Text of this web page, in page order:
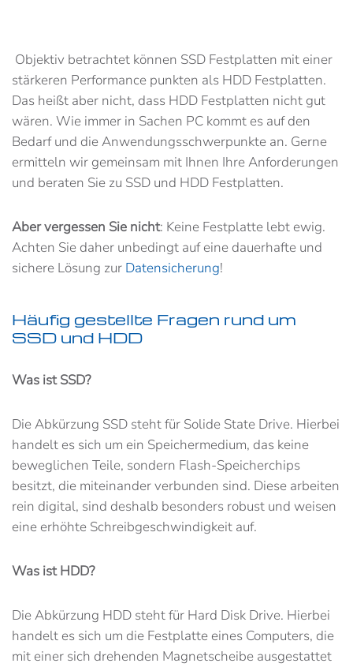
Objektiv betrachtet können SSD Festplatten mit einer
stärkeren Performance punkten als HDD Festplatten.
Das heißt aber nicht, dass HDD Festplatten nicht gut
wären. Wie immer in Sachen PC kommt es auf den
Bedarf und die Anwendungsschwerpunkte an. Gerne
ermitteln wir gemeinsam mit Ihnen Ihre Anforderungen
und beraten Sie zu SSD und HDD Festplatten.
Aber vergessen Sie nicht: Keine Festplatte lebt ewig.
Achten Sie daher unbedingt auf eine dauerhafte und
sichere Lösung zur Datensicherung!
Häufig gestellte Fragen rund um
SSD und HDD
Was ist SSD?
Die Abkürzung SSD steht für Solide State Drive. Hierbei
handelt es sich um ein Speichermedium, das keine
beweglichen Teile, sondern Flash-Speicherchips
besitzt, die miteinander verbunden sind. Diese arbeiten
rein digital, sind deshalb besonders robust und weisen
eine erhöhte Schreibgeschwindigkeit auf.
Was ist HDD?
Die Abkürzung HDD steht für Hard Disk Drive. Hierbei
handelt es sich um die Festplatte eines Computers, die
mit einer sich drehenden Magnetscheibe ausgestattet